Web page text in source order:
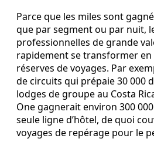
Parce que les miles sont
que par segment ou par nuit,
professionnelles de grande
rapidement se transformer
réserves de voyages. Par
de circuits qui prépaie 30 000
lodges de groupe au Costa
One gagnerait environ 300
seule ligne d’hôtel, de quoi
voyages de repérage pour le